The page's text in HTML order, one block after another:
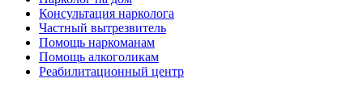
Консультация нарколога
Частный вытрезвитель
Помощь наркоманам
Помощь алкоголикам
Реабилитационный центр